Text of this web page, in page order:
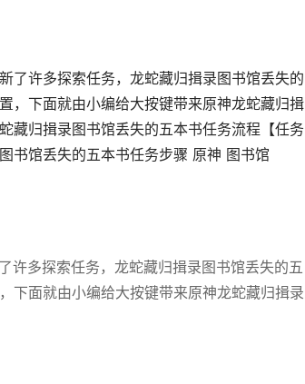
了许多探索任务，龙蛇藏归揖录图书馆丢失的
，下面就由小编给大按键带来原神龙蛇藏归揖
藏归揖录图书馆丢失的五本书任务流程【任务
书馆丢失的五本书任务步骤 原神 图书馆
许多探索任务，龙蛇藏归揖录图书馆丢失的五
下面就由小编给大按键带来原神龙蛇藏归揖录